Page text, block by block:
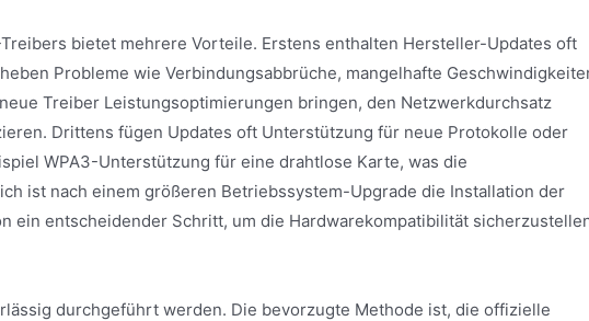
bietet mehrere Vorteile. Erstens enthalten Hersteller-Updates oft
Probleme wie Verbindungsabbrüche, mangelhafte
Treiber Leistungsoptimierungen bringen, den Netzwerkdurchsatz
Drittens fügen Updates oft Unterstützung für neue Protokolle oder
WPA3-Unterstützung für eine drahtlose Karte, was die
ist nach einem größeren Betriebssystem-Upgrade die Installation der
ein entscheidender Schritt, um die Hardwarekompatibilität
durchgeführt werden. Die bevorzugte Methode ist, die offizielle